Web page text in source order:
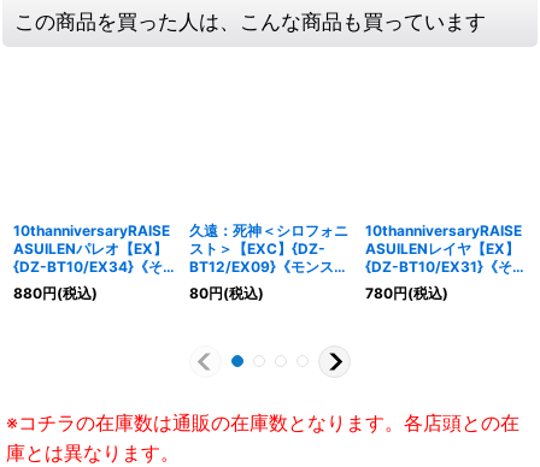
この商品を買った人は、こんな商品も買っています
10thanniversaryRAISE
ASUILENパレオ【EX】
{DZ-BT10/EX34}《そ
の他》
880円(税込)
久遠：死神＜シロフォニ
スト＞【EXC】{DZ-
BT12/EX09}《モンスタ
ーストライク》
80円(税込)
10thanniversaryRAISE
ASUILENレイヤ【EX】
{DZ-BT10/EX31}《その
他》
780円(税込)
※コチラの在庫数は通販の在庫数となります。各店頭との在
庫とは異なります。